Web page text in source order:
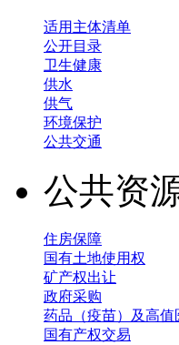
适用主体清单
公开目录
卫生健康
供水
供气
环境保护
公共交通
公共资
住房保障
国有土地使用权
矿产权出让
政府采购
药品（疫苗）及高
国有产权交易